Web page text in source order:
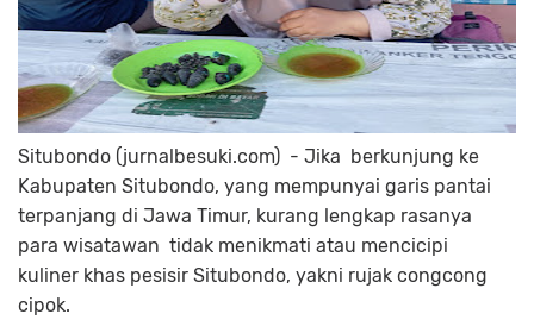
Situbondo (jurnalbesuki.com) - Jika berkunjung ke
Kabupaten Situbondo, yang mempunyai garis pantai
terpanjang di Jawa Timur, kurang lengkap rasanya
para wisatawan tidak menikmati atau mencicipi
kuliner khas pesisir Situbondo, yakni rujak congcong
cipok.